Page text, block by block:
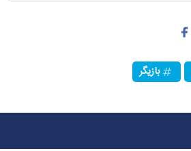
بازیگر